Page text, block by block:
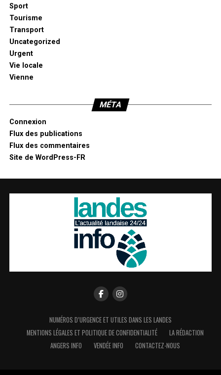
Sport
Tourisme
Transport
Uncategorized
Urgent
Vie locale
Vienne
MÉTA
Connexion
Flux des publications
Flux des commentaires
Site de WordPress-FR
NUMÉROS D’URGENCE ET UTILES DANS LES LANDES
MENTIONS LÉGALES ET POLITIQUE DE CONFIDENTIALITÉ
LA RÉDACTION
ANGERS INFO
VENDÉE INFO CONTACTEZ-NOUS